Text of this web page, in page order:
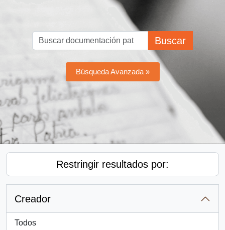
Buscar
Búsqueda Avanzada »
Restringir resultados por:
Creador
Todos